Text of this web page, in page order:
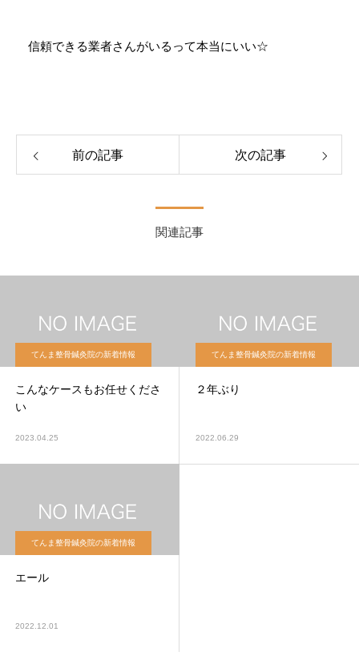
信頼できる業者さんがいるって本当にいい☆
前の記事 次の記事
関連記事
てんま整骨鍼灸院の新着情報
こんなケースもお任せくださ
い
2023.04.25
てんま整骨鍼灸院の新着情報
２年ぶり
2022.06.29
てんま整骨鍼灸院の新着情報
エール
2022.12.01